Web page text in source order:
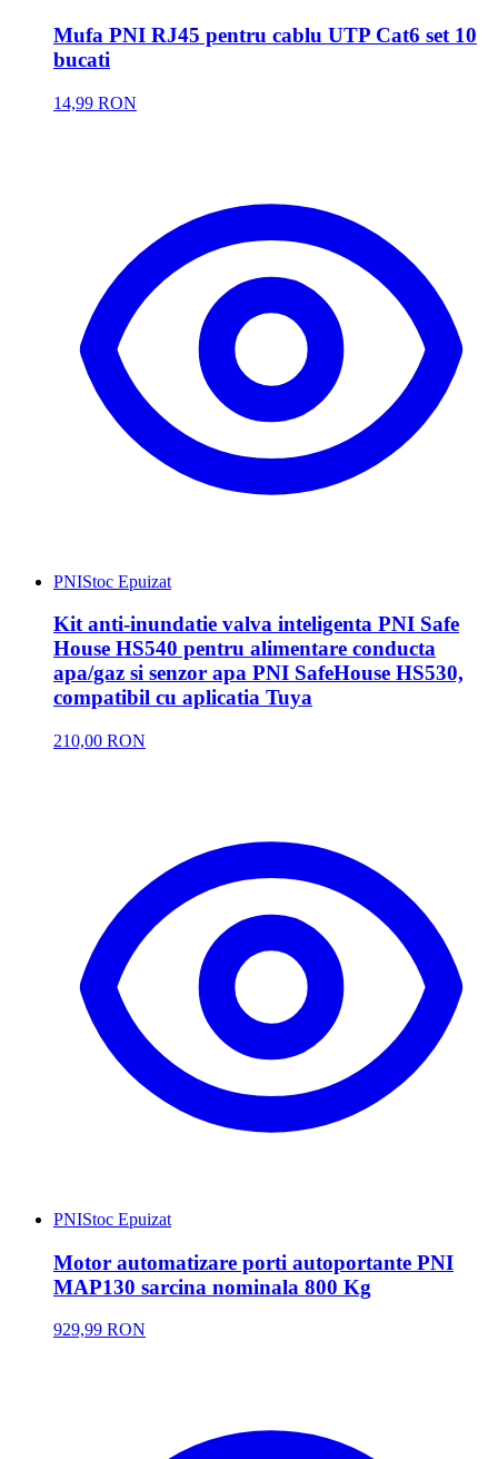
Mufa PNI RJ45 pentru cablu UTP Cat6 set 10
bucati
14,99 RON
PNIStoc Epuizat
Kit anti-inundatie valva inteligenta PNI Safe
House HS540 pentru alimentare conducta
apa/gaz si senzor apa PNI SafeHouse HS530,
compatibil cu aplicatia Tuya
210,00 RON
PNIStoc Epuizat
Motor automatizare porti autoportante PNI
MAP130 sarcina nominala 800 Kg
929,99 RON